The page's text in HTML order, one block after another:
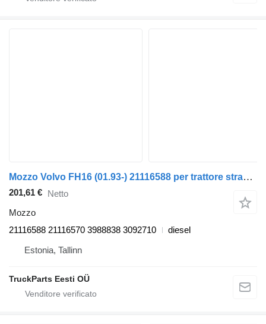
Mozzo Volvo FH16 (01.93-) 21116588 per trattore stradale Volvo FH12, FH16, NH12, FH, VNL780 (1993-2014)
201,61 € Netto
Mozzo
21116588 21116570 3988838 3092710
diesel
Estonia, Tallinn
TruckParts Eesti OÜ